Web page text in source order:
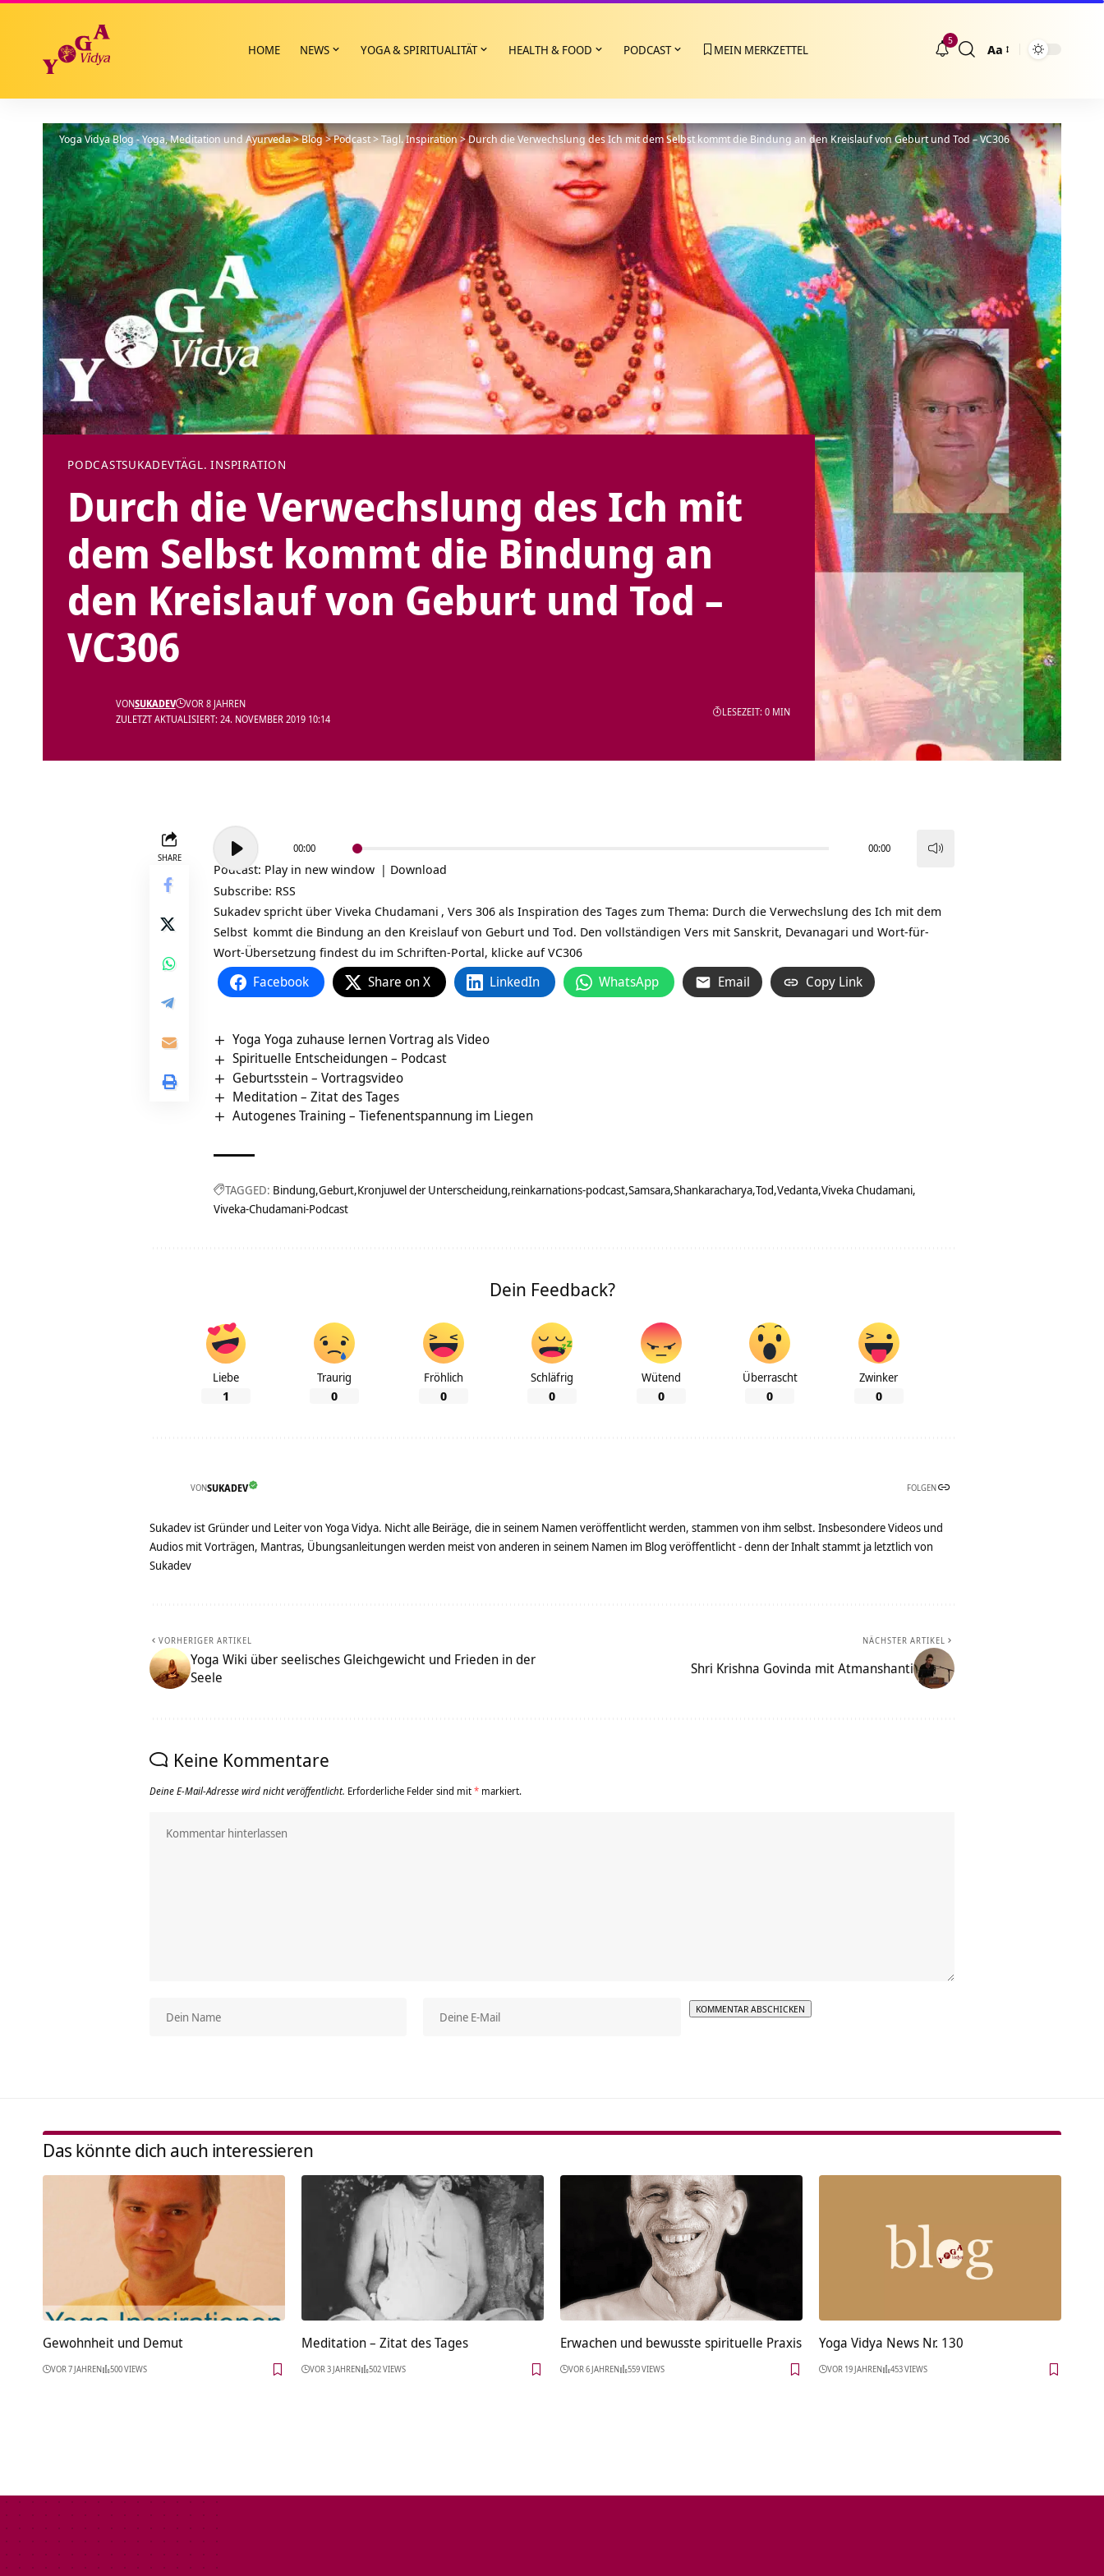
HOME NEWS YOGA & SPIRITUALITÄT HEALTH & FOOD PODCAST MEIN MERKZETTEL
5
Größenänderung
Aa
Yoga Vidya Blog - Yoga, Meditation und Ayurveda>Blog>Podcast>Tägl. Inspiration>Durch die Verwechslung des Ich mit dem Selbst kommt die Bindung an den Kreislauf von Geburt und Tod – VC306
PODCASTSUKADEVTÄGL. INSPIRATION
Durch die Verwechslung des Ich mit
dem Selbst kommt die Bindung an
den Kreislauf von Geburt und Tod –
VC306
ZULETZT AKTUALISIERT: 24. NOVEMBER 2019 10:14
VONSUKADEV VOR 8 JAHREN
LESEZEIT: 0 MIN
SHARE
Audio-
Player
00:00 00:00
Podcast: Play in new window | Download
Subscribe: RSS
Sukadev spricht über Viveka Chudamani , Vers 306 als Inspiration des Tages zum Thema: Durch die Verwechslung des Ich mit dem
Selbst kommt die Bindung an den Kreislauf von Geburt und Tod. Den vollständigen Vers mit Sanskrit, Devanagari und Wort-für-
Wort-Übersetzung findest du im Schriften-Portal, klicke aufVC306
Facebook Share on X LinkedIn WhatsApp Email Copy Link
Yoga Yoga zuhause lernen Vortrag als Video
Spirituelle Entscheidungen – Podcast
Geburtsstein‏‎ – Vortragsvideo
Meditation – Zitat des Tages
Autogenes Training – Tiefenentspannung im Liegen
TAGGED: Bindung Geburt Kronjuwel der Unterscheidung reinkarnations-podcast Samsara Shankaracharya Tod Vedanta Viveka Chudamani
Viveka-Chudamani-Podcast
Dein Feedback?
Liebe
1
Traurig
0
Fröhlich
0
Schläfrig
0
Wütend
0
Überrascht
0
Zwinker
0
VONSUKADEV FOLGEN
Sukadev ist Gründer und Leiter von Yoga Vidya. Nicht alle Beiräge, die in seinem Namen veröffentlicht werden, stammen von ihm selbst. Insbesondere Videos und
Audios mit Vorträgen, Mantras, Übungsanleitungen werden meist von anderen in seinem Namen im Blog veröffentlicht - denn der Inhalt stammt ja letztlich von
Sukadev
VORHERIGER ARTIKEL
Yoga Wiki über seelisches Gleichgewicht und Frieden in der
Seele
NÄCHSTER ARTIKEL
Shri Krishna Govinda mit Atmanshanti
Keine Kommentare
Deine E-Mail-Adresse wird nicht veröffentlicht. Erforderliche Felder sind mit* markiert.
Das könnte dich auch interessieren
Gewohnheit und Demut
VOR 7 JAHREN 500 VIEWS
Meditation – Zitat des Tages
VOR 3 JAHREN 502 VIEWS
Erwachen und bewusste spirituelle Praxis
VOR 6 JAHREN 559 VIEWS
Yoga Vidya News Nr. 130
VOR 19 JAHREN 453 VIEWS